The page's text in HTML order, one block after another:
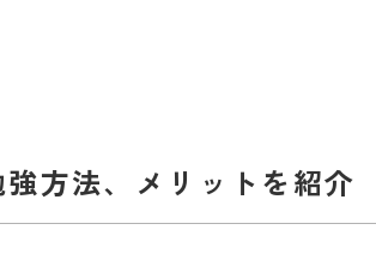
方法、メリットを紹介